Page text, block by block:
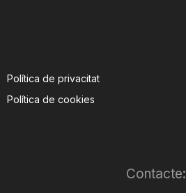
Política de privacitat
Política de cookies
Contacte: